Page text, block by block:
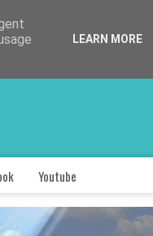
Youtube
LEARN MORE